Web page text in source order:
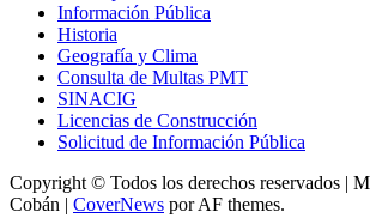
Información Pública
Historia
Geografía y Clima
Consulta de Multas PMT
SINACIG
Licencias de Construcción
Solicitud de Información Pública
Copyright © Todos los derechos reservados |
Cobán | CoverNews por AF themes.